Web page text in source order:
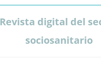
Revista digital del
sociosanitario